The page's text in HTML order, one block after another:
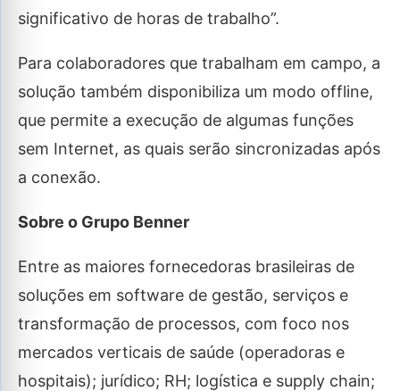
significativo de horas de trabalho”.
Para colaboradores que trabalham em campo, a
solução também disponibiliza um modo offline,
que permite a execução de algumas funções
sem Internet, as quais serão sincronizadas após
a conexão.
Sobre o Grupo Benner
Entre as maiores fornecedoras brasileiras de
soluções em software de gestão, serviços e
transformação de processos, com foco nos
mercados verticais de saúde (operadoras e
hospitais); jurídico; RH; logística e supply chain;